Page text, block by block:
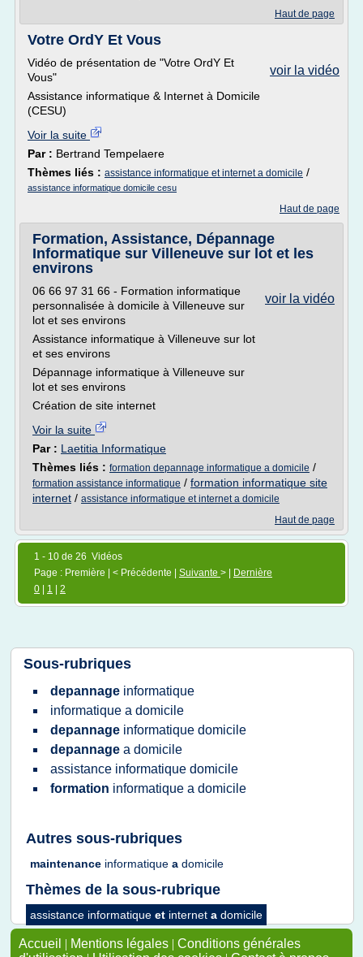
Haut de page
Votre OrdY Et Vous
voir la vidéo
Vidéo de présentation de "Votre OrdY Et
Vous"
Assistance informatique & Internet à Domicile
(CESU)
Voir la suite
Par : Bertrand Tempelaere
Thèmes liés : assistance informatique et internet a domicile /
assistance informatique domicile cesu
Haut de page
Formation, Assistance, Dépannage
Informatique sur Villeneuve sur lot et les
environs
voir la vidéo
06 66 97 31 66 - Formation informatique
personnalisée à domicile à Villeneuve sur
lot et ses environs
Assistance informatique à Villeneuve sur lot
et ses environs
Dépannage informatique à Villeneuve sur
lot et ses environs
Création de site internet
Voir la suite
Par : Laetitia Informatique
Thèmes liés : formation depannage informatique a domicile /
formation assistance informatique / formation informatique site
internet / assistance informatique et internet a domicile
Haut de page
1 - 10 de 26 Vidéos
Page : Première | < Précédente | Suivante > |
Dernière
0
1 2
Sous-rubriques
depannage informatique
informatique a domicile
depannage informatique domicile
depannage a domicile
assistance informatique domicile
formation informatique a domicile
Autres sous-rubriques
maintenance informatique a domicile
Thèmes de la sous-rubrique
assistance informatique et internet a domicile
Accueil | Mentions légales | Conditions générales